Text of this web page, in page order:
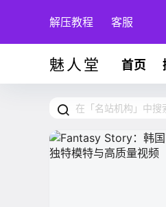
解压教程 客服
魅人堂 首页